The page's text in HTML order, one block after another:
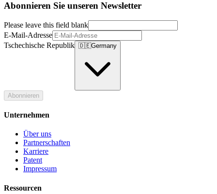
Abonnieren Sie unseren Newsletter
Please leave this field blank
E-Mail-Adresse
Tschechische Republik 🇩🇪Germany
Abonnieren
Unternehmen
Über uns
Partnerschaften
Karriere
Patent
Impressum
Ressourcen